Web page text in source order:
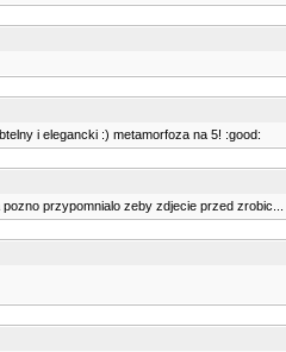
i elegancki :) metamorfoza na 5! :good:
przypomnialo zeby zdjecie przed zrobic...